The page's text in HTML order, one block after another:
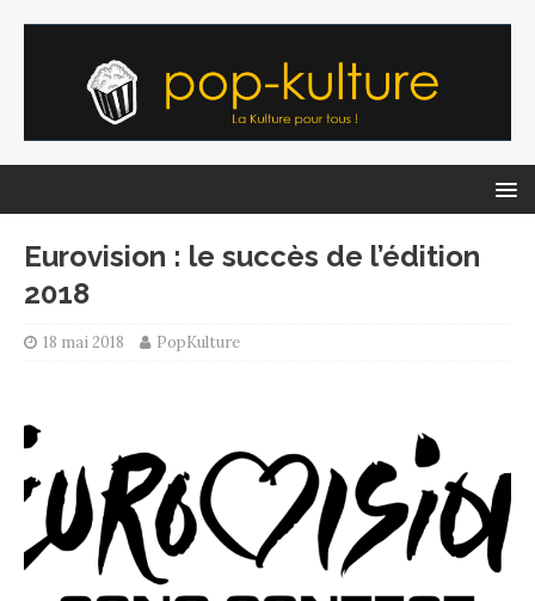
Eurovision : le succès de l’édition
2018
18 mai 2018 PopKulture